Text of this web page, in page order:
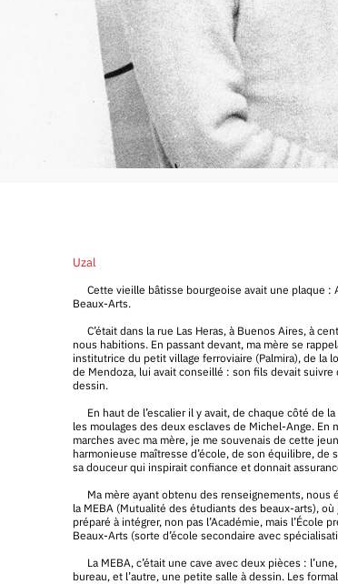
Uzal
Cette vieille bâtisse bourgeoise avait une plaque :
Beaux-Arts.
C’était dans la rue Las Heras, à Buenos Aires, à
nous habitions. En passant devant, ma mère se
institutrice du petit village ferroviaire (Palmira), de la
de Mendoza, lui avait conseillé : son fils devait suivre
dessin.
En haut de l’escalier il y avait, de chaque côté de
les moulages des deux esclaves de Michel-Ange. En
marches avec ma mère, je me souvenais de cette
harmonieuse maîtresse d’école, de son équilibre, de
sa douceur qui inspirait confiance et donnait
Ma mère ayant obtenu des renseignements, nous
la MEBA (Mutualité des étudiants des beaux-arts), où
préparé à intégrer, non pas l’Académie, mais l’École
Beaux-Arts (sorte d’école secondaire avec
La MEBA, c’était une cave avec deux pièces :
bureau, et l’autre, une petite salle à dessin. Les